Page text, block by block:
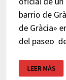
barrio de
de Gràcia»
del paseo
JARDINETS
DE
GRÀCIA
LEER MÁS